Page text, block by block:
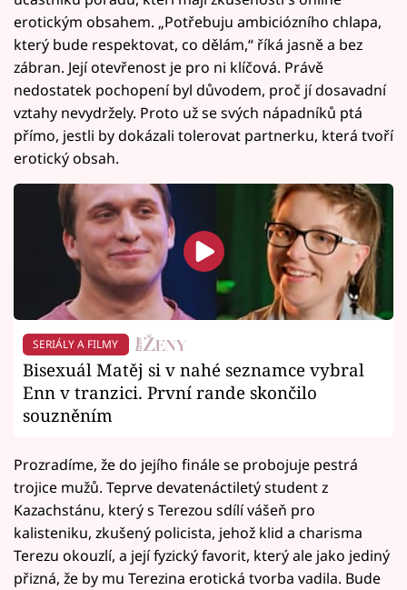
erotickým obsahem. „Potřebuju ambiciózního chlapa,
který bude respektovat, co dělám,“ říká jasně a bez
zábran. Její otevřenost je pro ni klíčová. Právě
nedostatek pochopení byl důvodem, proč jí dosavadní
vztahy nevydržely. Proto už se svých nápadníků ptá
přímo, jestli by dokázali tolerovat partnerku, která tvoří
erotický obsah.
SERIÁLY A FILMY
Bisexuál Matěj si v nahé seznamce vybral
Enn v tranzici. První rande skončilo
souzněním
Prozradíme, že do jejího finále se probojuje pestrá
trojice mužů. Teprve devatenáctiletý student z
Kazachstánu, který s Terezou sdílí vášeň pro
kalisteniku, zkušený policista, jehož klid a charisma
Terezu okouzlí, a její fyzický favorit, který ale jako jediný
přizná, že by mu Terezina erotická tvorba vadila. Bude